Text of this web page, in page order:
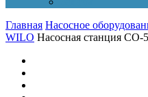
Главная Насосное
WILO Насосная станция